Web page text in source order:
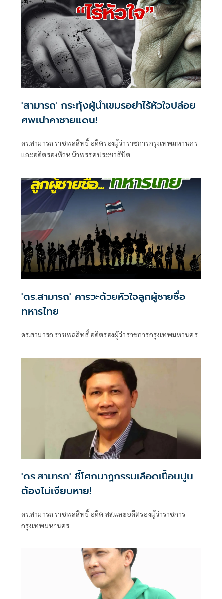
'สามารถ' กระทุ้งผู้นำเขมรอย่าไร้หัวใจปล่อย
ศพเน่าคาชายแดน!
ดร.สามารถ ราชพลสิทธิ์ อดีตรองผู้ว่าราชการกรุงเทพมหานคร
และอดีตรองหัวหน้าพรรคประชาธิปัต
'ดร.สามารถ' คารวะด้วยหัวใจลูกผู้ชายชื่อ
ทหารไทย
ดร.สามารถ ราชพลสิทธิ์ อดีตรองผู้ว่าราชการกรุงเทพมหานคร
'ดร.สามารถ' ชี้โศกนาฏกรรมเลือดเปื้อนปูน
ต้องไม่เงียบหาย!
ดร.สามารถ ราชพลสิทธิ์ อดีต สส.และอดีตรองผู้ว่าราชการ
กรุงเทพมหานคร